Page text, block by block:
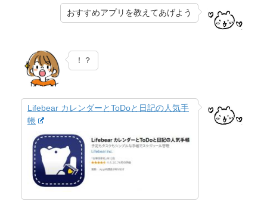
おすすめアプリを教えてあげよう
！？
Lifebear カレンダーとToDoと日記の人気手
帳